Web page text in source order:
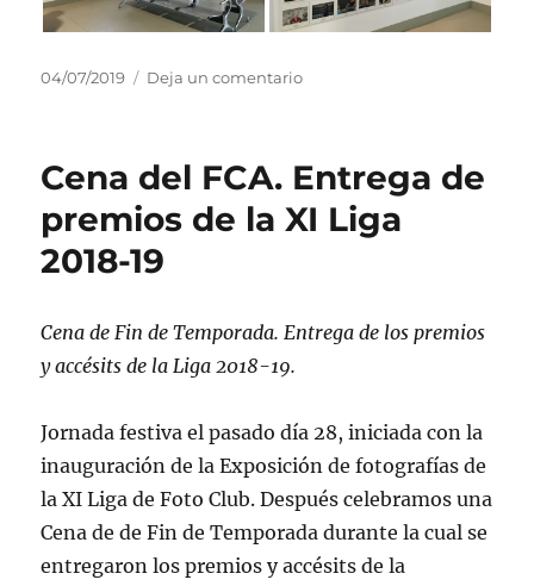
Publicado
04/07/2019 Deja un comentarioen
del
ALMANSA
Cena del FCA. Entrega de
premios de la XI Liga
2018-19
Cena de Fin de Temporada. Entrega de los premios
y accésits de la Liga 2018-19.
Jornada festiva el pasado día 28, iniciada con la
inauguración de la Exposición de fotografías de
la XI Liga de Foto Club. Después celebramos una
Cena de de Fin de Temporada durante la cual se
entregaron los premios y accésits de la